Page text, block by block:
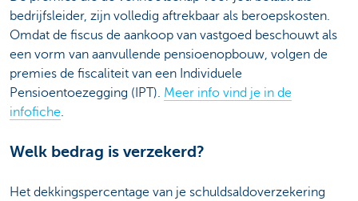
bedrijfsleider, zijn volledig aftrekbaar als beroepskosten.
Omdat de fiscus de aankoop van vastgoed beschouwt als
een vorm van aanvullende pensioenopbouw, volgen de
premies de fiscaliteit van een Individuele
Pensioentoezegging (IPT). Meer info vind je in de
infofiche.
Welk bedrag is verzekerd?
Het dekkingspercentage van je schuldsaldoverzekering